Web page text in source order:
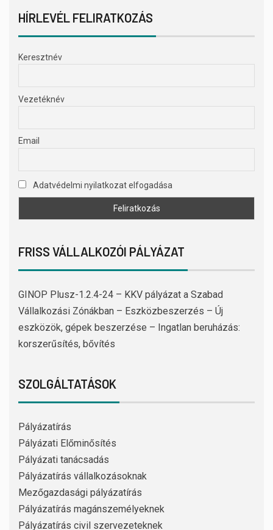
HÍRLEVÉL FELIRATKOZÁS
Keresztnév
Vezetéknév
Email
Adatvédelmi nyilatkozat elfogadása
FRISS VÁLLALKOZÓI PÁLYÁZAT
GINOP Plusz-1.2.4-24 – KKV pályázat a Szabad
Vállalkozási Zónákban – Eszközbeszerzés – Új
eszközök, gépek beszerzése – Ingatlan beruházás:
korszerűsítés, bővítés
SZOLGÁLTATÁSOK
Pályázatírás
Pályázati Előminősítés
Pályázati tanácsadás
Pályázatírás vállalkozásoknak
Mezőgazdasági pályázatírás
Pályázatírás magánszemélyeknek
Pályázatírás civil szervezeteknek